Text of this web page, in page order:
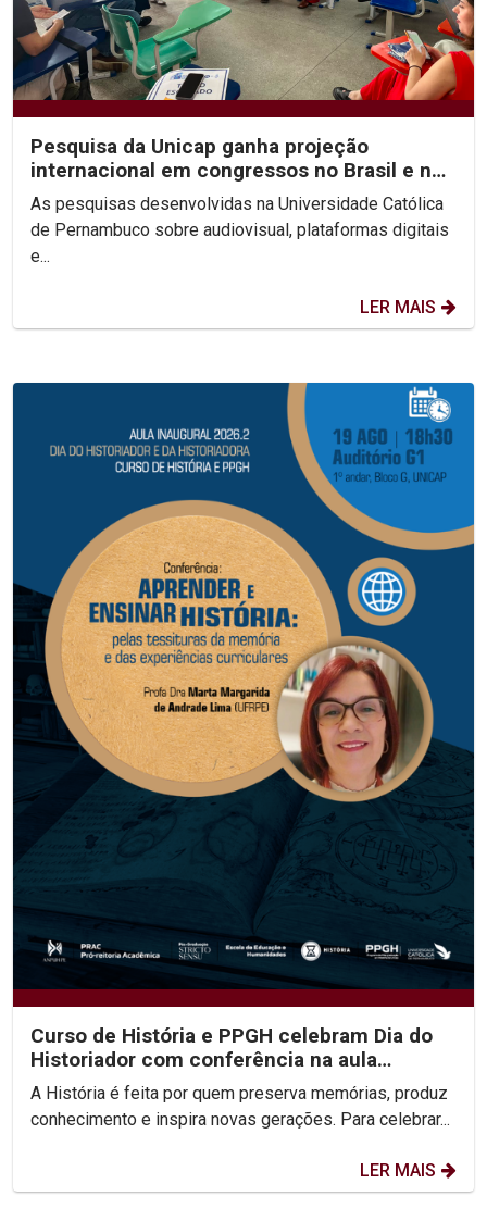
Pesquisa da Unicap ganha projeção
internacional em congressos no Brasil e no
México
As pesquisas desenvolvidas na Universidade Católica
de Pernambuco sobre audiovisual, plataformas digitais
e...
LER MAIS
Curso de História e PPGH celebram Dia do
Historiador com conferência na aula
inaugural do semestre
A História é feita por quem preserva memórias, produz
conhecimento e inspira novas gerações. Para celebrar...
LER MAIS